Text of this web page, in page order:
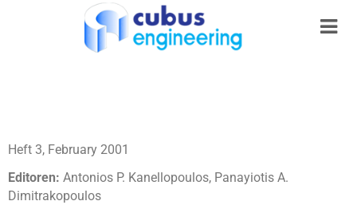
Heft 3, February 2001
Editoren: Antonios P. Kanellopoulos, Panayiotis A.
Dimitrakopoulos